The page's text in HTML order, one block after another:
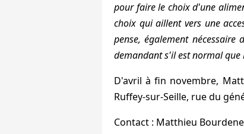
pour faire le choix d'une
choix qui aillent vers une
pense, également
demandant s'il est normal que
D'avril à fin novembre,
Ruffey-sur-Seille, rue du
Contact : Matthieu